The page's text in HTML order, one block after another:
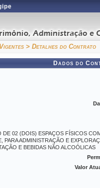
> Detalhes do Contrato
Dados do
02 (DOIS) ESPAÇOS FÍSICOS
PARA ADMINISTRAÇÃO E
E BEBIDAS NÃO ALCOÓLICAS
Valor